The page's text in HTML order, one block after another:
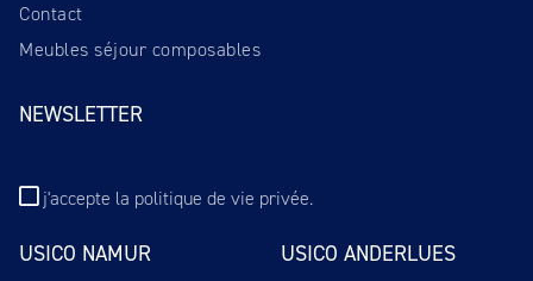
Contact
Meubles séjour composables
NEWSLETTER
j'accepte la politique de vie privée.
USICO NAMUR USICO ANDERLUES